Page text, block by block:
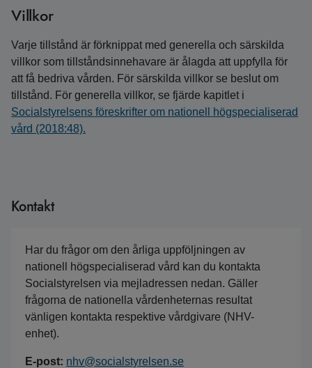
Villkor
Varje tillstånd är förknippat med generella och särskilda
villkor som tillståndsinnehavare är ålagda att uppfylla för
att få bedriva vården. För särskilda villkor se beslut om
tillstånd. För generella villkor, se fjärde kapitlet i
Socialstyrelsens föreskrifter om nationell högspecialiserad
vård (2018:48).
Kontakt
Har du frågor om den årliga uppföljningen av
nationell högspecialiserad vård kan du kontakta
Socialstyrelsen via mejladressen nedan. Gäller
frågorna de nationella vårdenheternas resultat
vänligen kontakta respektive vårdgivare (NHV-
enhet).
E-post: nhv@socialstyrelsen.se